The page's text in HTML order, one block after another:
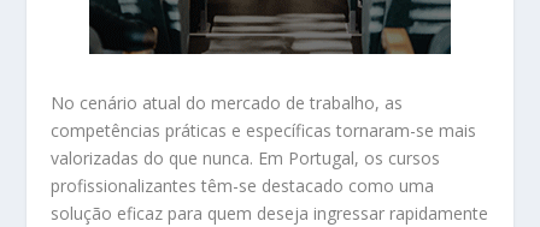
No cenário atual do mercado de trabalho, as
competências práticas e específicas tornaram-se mais
valorizadas do que nunca. Em Portugal, os cursos
profissionalizantes têm-se destacado como uma
solução eficaz para quem deseja ingressar rapidamente